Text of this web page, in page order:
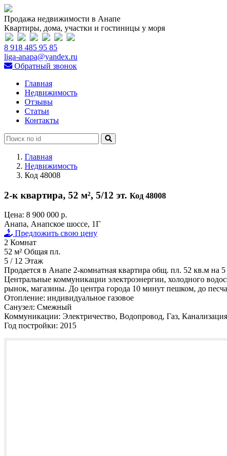
Продажа недвижимости в Анапе
Квартиры, дома, участки и гостиницы у моря
8 918 485 95 85
liga-anapa@yandex.ru
Обратный звонок
Главная
Недвижимость
Отзывы
Статьи
Контакты
Главная
Недвижимость
Код 48008
2-к квартира, 52 м², 5/12 эт. Код 48008
Цена: 8 900 000 р.
Анапа, Анапское шоссе, 1Г
Предложить свою цену
2 Комнат
52 м² Общая пл.
5 / 12 Этаж
Продается в Анапе 2-комнатная квартира общ. пл. 52 кв.м на
Центральные коммуникации электроэнергии, холодного
рынок, магазины. До центра города 10 минут пешком, до
Отопление: индивидуальное газовое
Санузел: Смежный
Коммуникации: Электричество, Водопровод, Газ, Канализация
Год постройки: 2015